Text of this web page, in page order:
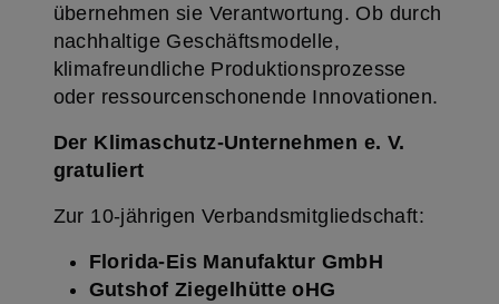
übernehmen sie Verantwortung. Ob durch
nachhaltige Geschäftsmodelle,
klimafreundliche Produktionsprozesse
oder ressourcenschonende Innovationen.
Der Klimaschutz-Unternehmen e. V.
gratuliert
Zur 10-jährigen Verbandsmitgliedschaft:
Florida-Eis Manufaktur GmbH
Gutshof Ziegelhütte oHG